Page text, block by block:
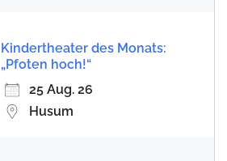
Kindertheater des Monats:
„Pfoten hoch!“
25 Aug. 26
Husum